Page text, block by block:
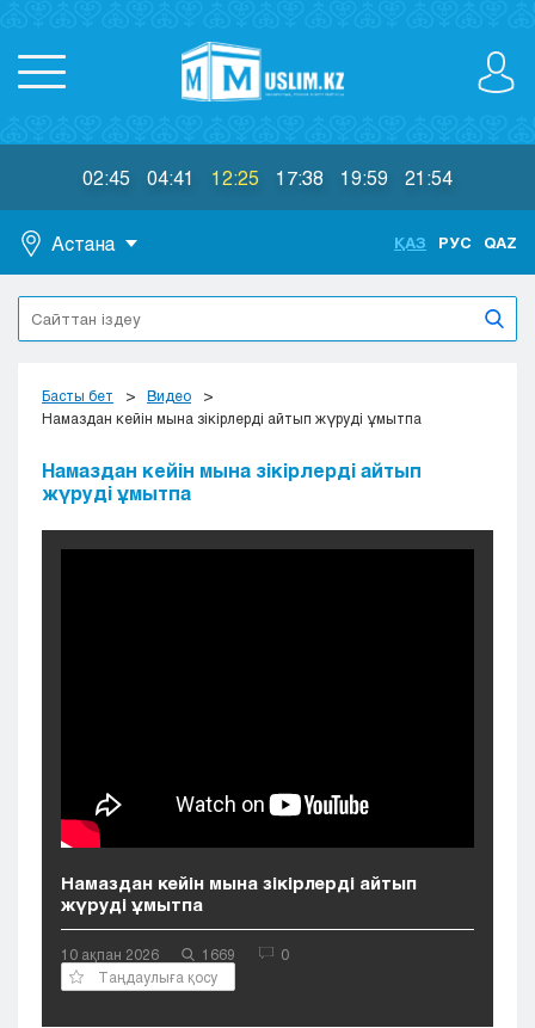
02:45 04:41 12:25 17:38 19:59 21:54
Астана
Астана
Алматы
Атырау
Караганда
Кокшетау
Костанай
Шымкент
ҚАЗ РУС QAZ
Басты бет
Видео
Намаздан кейін мына зікірлерді айтып жүруді ұмытпа
Намаздан кейін мына зікірлерді айтып
жүруді ұмытпа
Намаздан кейін мына зікірлерді айтып
жүруді ұмытпа
10 ақпан 2026 1669
0
Таңдаулыға қосу